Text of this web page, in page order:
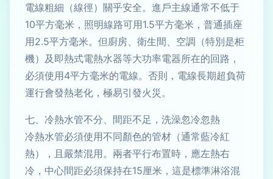
電線粗細（線徑）關乎安全。進戶主線通常不低于
10平方毫米，照明線路可用1.5平方毫米，普通插座
用2.5平方毫米。但廚房、衛生間、空調（特別是柜
機）及即熱式電熱水器等大功率電器所在的回路，
必須使用4平方毫米的電線。否則，電線長期超負荷
運行會發熱老化，極易引發火災。
七、冷熱水管不分、間距不足，洗澡忽冷忽熱
冷熱水管必須使用不同顏色的管材（通常藍冷紅
熱），且嚴禁混用。兩者平行布置時，應左熱右
冷，中心間距必須保持在15厘米，這是標準淋浴混